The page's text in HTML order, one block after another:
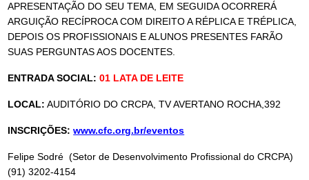
APRESENTAÇÃO DO SEU TEMA, EM SEGUIDA OCORRERÁ
ARGUIÇÃO RECÍPROCA COM DIREITO A RÉPLICA E TRÉPLICA,
DEPOIS OS PROFISSIONAIS E ALUNOS PRESENTES FARÃO
SUAS PERGUNTAS AOS DOCENTES.
ENTRADA SOCIAL: 01 LATA DE LEITE
LOCAL: AUDITÓRIO DO CRCPA, TV AVERTANO ROCHA,392
INSCRIÇÕES: www.cfc.org.br/eventos
Felipe Sodré (Setor de Desenvolvimento Profissional do CRCPA)
(91) 3202-4154